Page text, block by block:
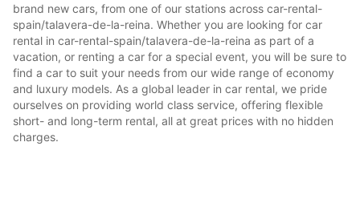
brand new cars, from one of our stations across car-rental-
spain/talavera-de-la-reina. Whether you are looking for car
rental in car-rental-spain/talavera-de-la-reina as part of a
vacation, or renting a car for a special event, you will be sure to
find a car to suit your needs from our wide range of economy
and luxury models. As a global leader in car rental, we pride
ourselves on providing world class service, offering flexible
short- and long-term rental, all at great prices with no hidden
charges.